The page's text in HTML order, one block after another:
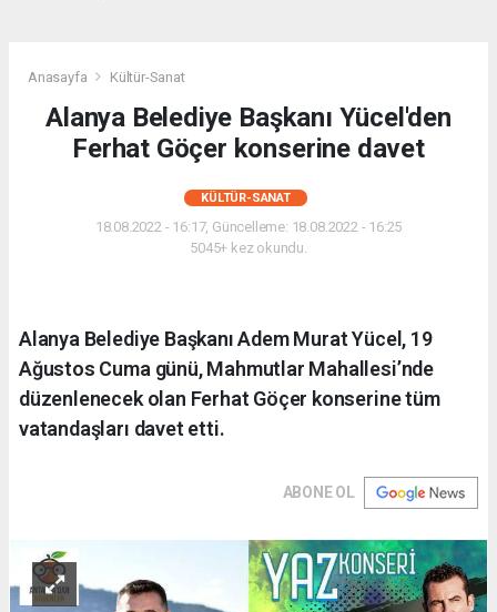
Anasayfa Kültür-Sanat
Alanya Belediye Başkanı Yücel'den
Ferhat Göçer konserine davet
KÜLTÜR-SANAT
18.08.2022 - 16:17, Güncelleme: 18.08.2022 - 16:25
5045+ kez okundu.
Alanya Belediye Başkanı Adem Murat Yücel, 19
Ağustos Cuma günü, Mahmutlar Mahallesi’nde
düzenlenecek olan Ferhat Göçer konserine tüm
vatandaşları davet etti.
ABONE OL